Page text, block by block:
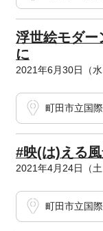
浮世絵モダー
に
2021年6月30日（
町田市立国
#映(は)える
2021年4月24日（
町田市立国